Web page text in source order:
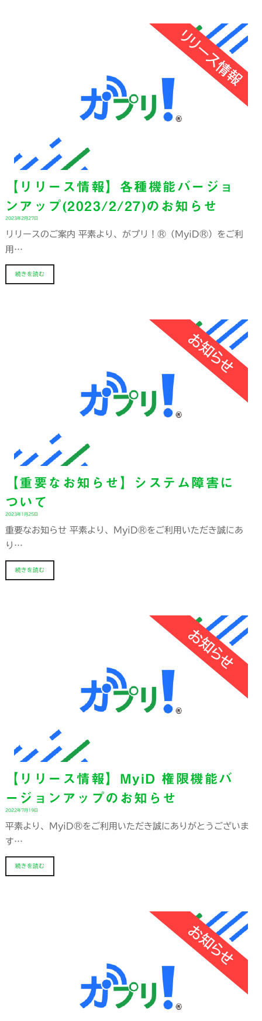
【リリース情報】各種機能バージョ
ンアップ(2023/2/27)のお知らせ
2023年2月27日
リリースのご案内 平素より、がプリ！®（MyiD®）をご利
用…
続きを読む
【重要なお知らせ】システム障害に
ついて
2023年1月25日
重要なお知らせ 平素より、MyiD®をご利用いただき誠にあ
り…
続きを読む
【リリース情報】MyiD 権限機能バ
ージョンアップのお知らせ
2022年7月19日
平素より、MyiD®をご利用いただき誠にありがとうございま
す…
続きを読む